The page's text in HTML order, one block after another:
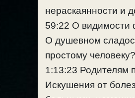
нераскаянности и
59:22 О видимости
О душевном
простому
1:13:23 Родителям
Искушения от